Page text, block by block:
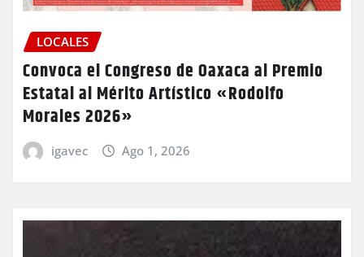
LOCALES
Convoca el Congreso de Oaxaca al Premio
Estatal al Mérito Artístico «Rodolfo
Morales 2026»
igavec Ago 1, 2026